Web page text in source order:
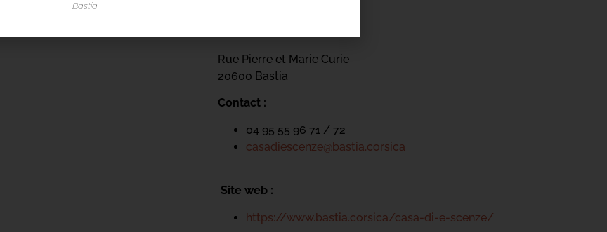
Rue Pierre et Marie Curie
20600 Bastia
Contact :
04 95 55 96 71 / 72
casadiescenze@bastia.corsica
Site web :
https://www.bastia.corsica/casa-di-e-scenze/
Bastia.